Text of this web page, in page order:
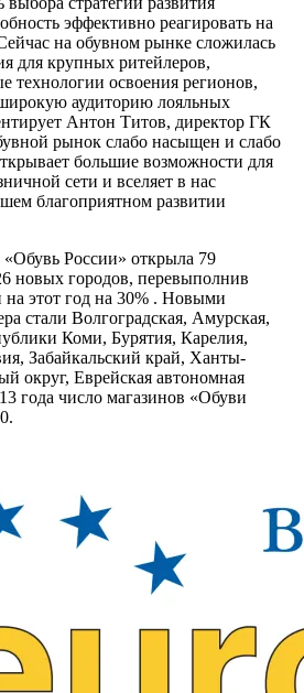
эффективно реагировать на
на обувном рынке сложилась
для крупных ритейлеров,
технологии освоения регионов,
аудиторию лояльных
Антон Титов, директор ГК
рынок слабо насыщен и слабо
большие возможности для
сети и вселяет в нас
благоприятном развитии
«Обувь России» открыла 79
новых городов, перевыполнив
на этот год на 30% . Новыми
стали Волгоградская, Амурская,
Коми, Бурятия, Карелия,
Забайкальский край, Ханты-
округ, Еврейская автономная
года число магазинов «Обуви